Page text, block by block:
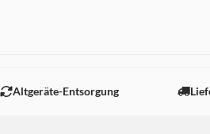
Altgeräte-Entsorgung